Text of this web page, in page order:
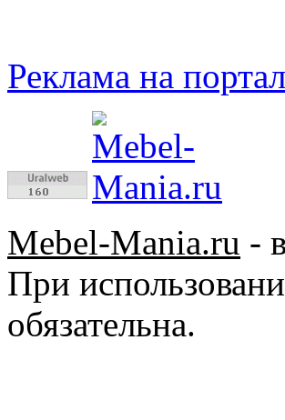
Реклама на
Mebel-Mania.ru -
При
обязательна.